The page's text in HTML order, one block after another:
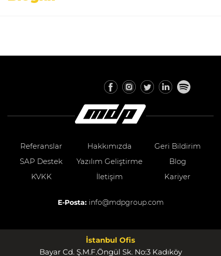
Referanslar Hakkımızda
Geri Bildirim
SAP Destek
Yazılım Geliştirme
Blog
KVKK
İletişim Kariyer
E-Posta: info@mdpgroup.com
İstanbul Ofis
Bayar Cd. Ş.M.F.Öngül Sk. No:3 Kadıköy